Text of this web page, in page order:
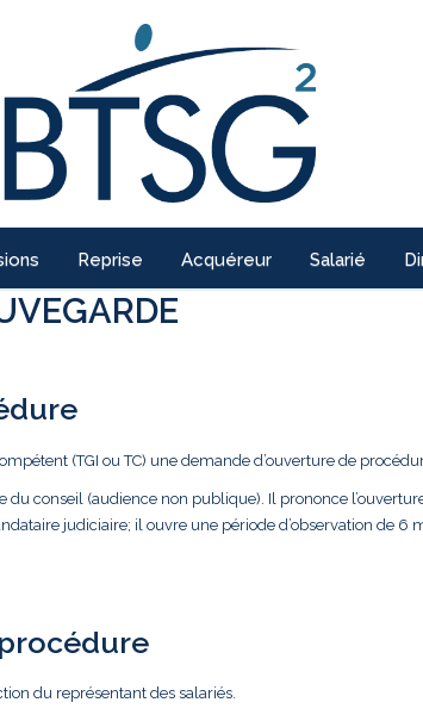
Reprise Acquéreur Salarié
(TGI ou TC) une demande d’ouverture de
conseil (audience non publique). Il prononce
judiciaire; il ouvre une période d’observation de
du représentant des salariés.